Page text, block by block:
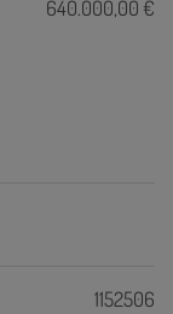
640.000,00 €
1152506